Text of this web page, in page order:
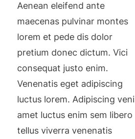
Aenean eleifend ante
maecenas pulvinar montes
lorem et pede dis dolor
pretium donec dictum. Vici
consequat justo enim.
Venenatis eget adipiscing
luctus lorem. Adipiscing veni
amet luctus enim sem libero
tellus viverra venenatis